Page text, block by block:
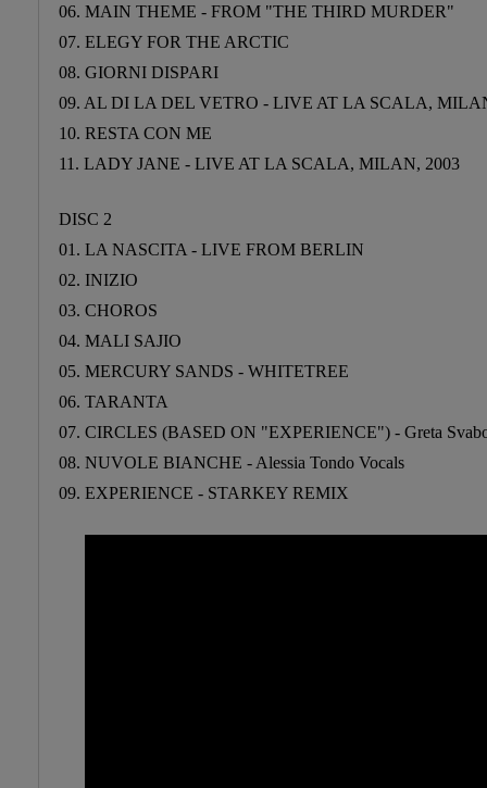
06. MAIN THEME - FROM "THE THIRD MURDER"
07. ELEGY FOR THE ARCTIC
08. GIORNI DISPARI
09. AL DI LA DEL VETRO - LIVE AT LA SCALA,
10. RESTA CON ME
11. LADY JANE - LIVE AT LA SCALA, MILAN, 2003
DISC 2
01. LA NASCITA - LIVE FROM BERLIN
02. INIZIO
03. CHOROS
04. MALI SAJIO
05. MERCURY SANDS - WHITETREE
06. TARANTA
07. CIRCLES (BASED ON "EXPERIENCE") - Greta
08. NUVOLE BIANCHE - Alessia Tondo Vocals
09. EXPERIENCE - STARKEY REMIX